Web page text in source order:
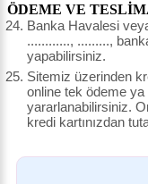
ÖDEME VE
Banka Havalesi
............, .........,
yapabilirsiniz.
Sitemiz üzerinden
online tek ödeme ya
yararlanabilirsiniz.
kredi kartınızdan